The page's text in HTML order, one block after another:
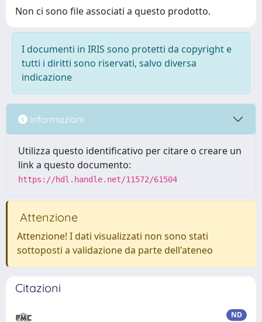
Non ci sono file associati a questo prodotto.
I documenti in IRIS sono protetti da copyright e
tutti i diritti sono riservati, salvo diversa
indicazione
Informazioni
Utilizza questo identificativo per citare o creare un
link a questo documento:
https://hdl.handle.net/11572/61504
Attenzione
Attenzione! I dati visualizzati non sono stati
sottoposti a validazione da parte dell'ateneo
Citazioni
ND